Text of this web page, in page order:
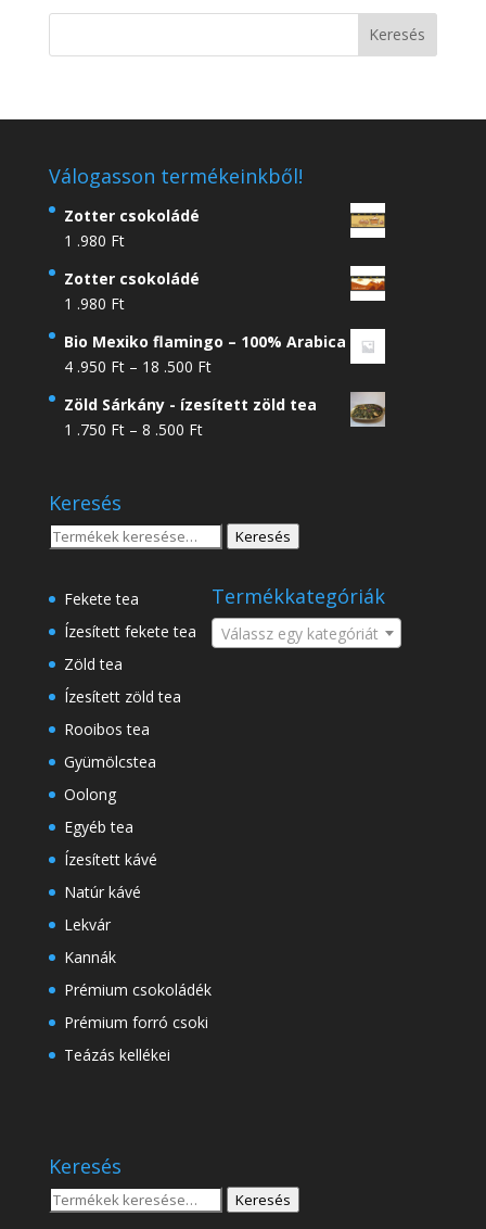
Válogasson termékeinkből!
Zotter csokoládé
1 .980 Ft
Zotter csokoládé
1 .980 Ft
Bio Mexiko flamingo – 100% Arabica
4 .950 Ft – 18 .500 FtÁrtartomány:
.950 Ft
Zöld Sárkány - ízesített zöld tea
1 .750 Ft – 8 .500 FtÁrtartomány:
8
.500 Ft
Keresés
Keresés
Keresés
Fekete tea
Ízesített fekete tea
Zöld tea
Ízesített zöld tea
Rooibos tea
Gyümölcstea
Oolong
Egyéb tea
Ízesített kávé
Natúr kávé
Lekvár
Kannák
Prémium csokoládék
Prémium forró csoki
Teázás kellékei
Termékkategóriák
Válassz egy kategóriát
Keresés
Keresés
Keresés